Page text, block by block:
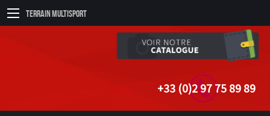
Terrain Multisport
+33 (0)2 97 75 89 89